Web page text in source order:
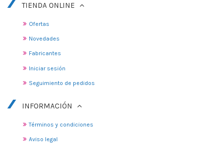
TIENDA ONLINE
Ofertas
Novedades
Fabricantes
Iniciar sesión
Seguimiento de pedidos
INFORMACIÓN
Términos y condiciones
Aviso legal